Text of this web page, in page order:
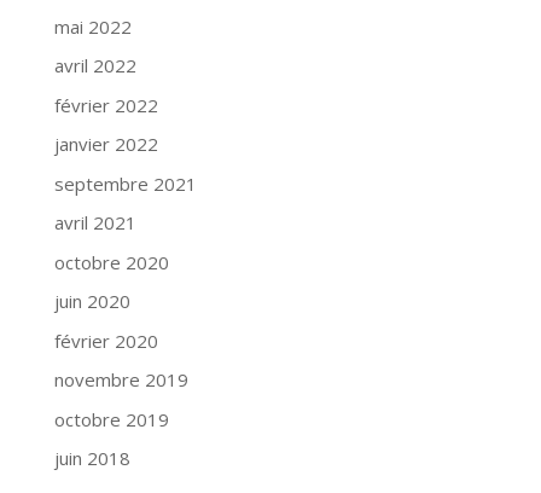
mai 2022
avril 2022
février 2022
janvier 2022
septembre 2021
avril 2021
octobre 2020
juin 2020
février 2020
novembre 2019
octobre 2019
juin 2018